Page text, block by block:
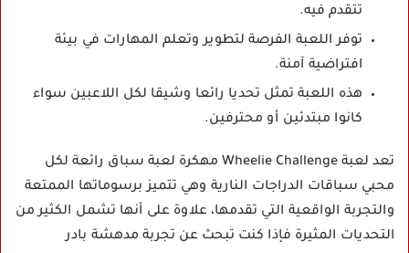
تتقدم فيه.
توفر اللعبة الفرصة لتطوير وتعلم المهارات في بيئة
افتراضية آمنة.
هذه اللعبة تمثل تحديا رائعا وشيقا لكل اللاعبين سواء
كانوا مبتدئين أو محترفين.
تعد لعبة Wheelie Challenge مهكرة لعبة سباق رائعة لكل
محبي سباقات الدراجات النارية وهي تتميز برسوماتها الممتعة
والتجربة الواقعية التي تقدمها، علاوة على أنها تشمل الكثير من
التحديات المثيرة فإذا كنت تبحث عن تجربة مدهشة بادر